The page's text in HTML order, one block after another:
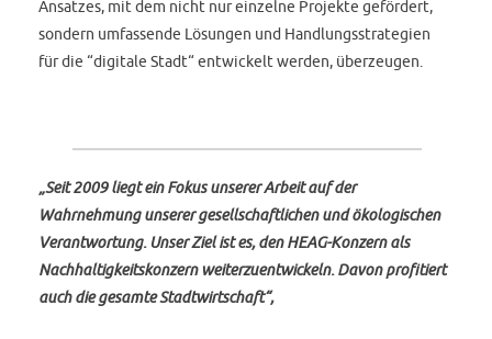
Ansatzes, mit dem nicht nur einzelne Projekte gefördert,
sondern umfassende Lösungen und Handlungsstrategien
für die “digitale Stadt“ entwickelt werden, überzeugen.
„Seit 2009 liegt ein Fokus unserer Arbeit auf der
Wahrnehmung unserer gesellschaftlichen und ökologischen
Verantwortung. Unser Ziel ist es, den HEAG-Konzern als
Nachhaltigkeitskonzern weiterzuentwickeln. Davon profitiert
auch die gesamte Stadtwirtschaft“,